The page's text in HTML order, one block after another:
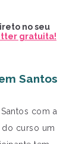
no seu
gratuita!
Santos
com a
do curso um